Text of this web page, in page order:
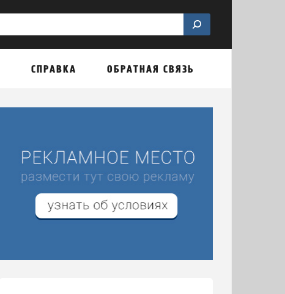
СПРАВКА ОБРАТНАЯ СВЯЗЬ